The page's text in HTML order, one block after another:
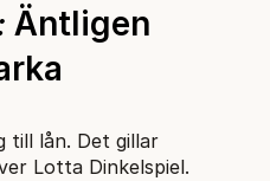
Äntligen
till lån. Det gillar
Lotta Dinkelspiel.